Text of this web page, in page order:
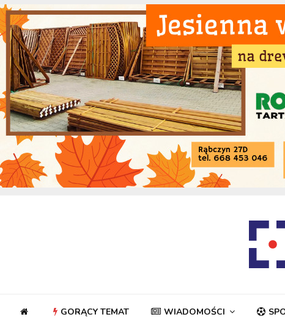
GORĄCY TEMAT WIADOMOŚCI